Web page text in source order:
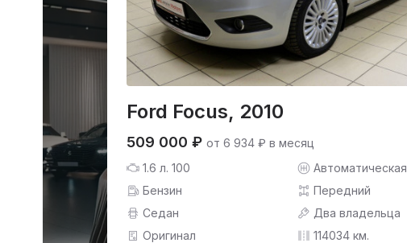
Ford Focus, 2010
509 000 ₽ от 6 934 ₽ в месяц
1.6 л. 100
Автоматическая
Бензин
Передний
Седан
Два владельца
Оригинал
114034 км.